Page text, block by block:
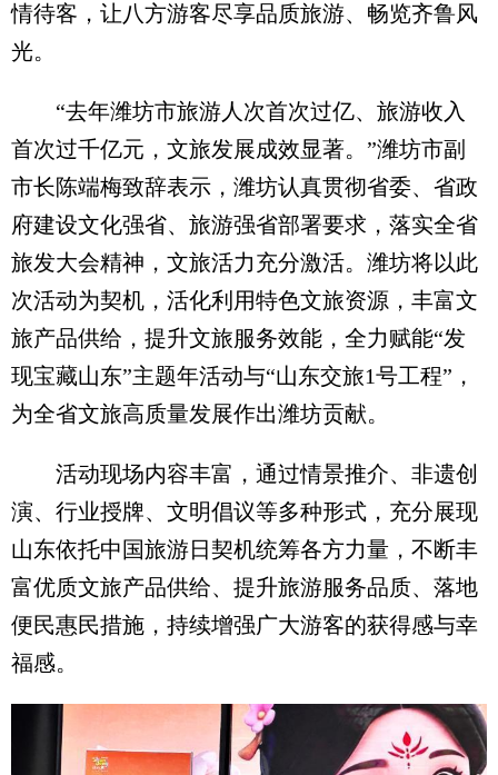
情待客，让八方游客尽享品质旅游、畅览齐鲁风
光。
“去年潍坊市旅游人次首次过亿、旅游收入
首次过千亿元，文旅发展成效显著。”潍坊市副
市长陈端梅致辞表示，潍坊认真贯彻省委、省政
府建设文化强省、旅游强省部署要求，落实全省
旅发大会精神，文旅活力充分激活。潍坊将以此
次活动为契机，活化利用特色文旅资源，丰富文
旅产品供给，提升文旅服务效能，全力赋能“发
现宝藏山东”主题年活动与“山东交旅1号工程”，
为全省文旅高质量发展作出潍坊贡献。
活动现场内容丰富，通过情景推介、非遗创
演、行业授牌、文明倡议等多种形式，充分展现
山东依托中国旅游日契机统筹各方力量，不断丰
富优质文旅产品供给、提升旅游服务品质、落地
便民惠民措施，持续增强广大游客的获得感与幸
福感。